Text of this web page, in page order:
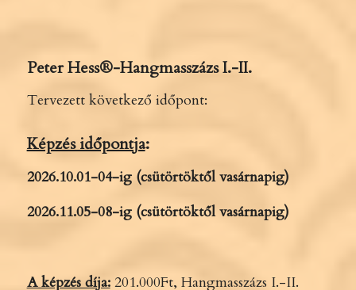
Peter Hess®-Hangmasszázs I.-II.
Tervezett következő időpont:
Képzés időpontja:
2026.10.01-04-ig (csütörtöktől vasárnapig)
2026.11.05-08-ig (csütörtöktől vasárnapig)
A képzés díja:201.000Ft, Hangmasszázs I.-II.